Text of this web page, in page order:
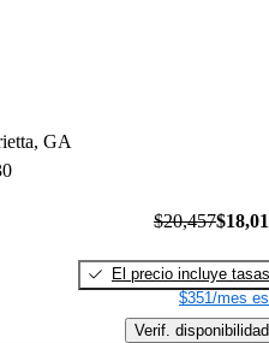
GA
$20,457
El precio incluye tasas
$351/mes
Verif. disponibilidad